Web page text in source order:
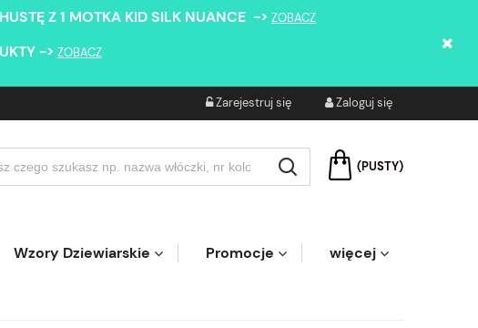
Z 1 MOTKA KID SILK NUANCE -> ZOBACZ
-> ZOBACZ
Zarejestruj się Zaloguj się
(PUSTY)
Wzory Dziewiarskie Promocje więcej